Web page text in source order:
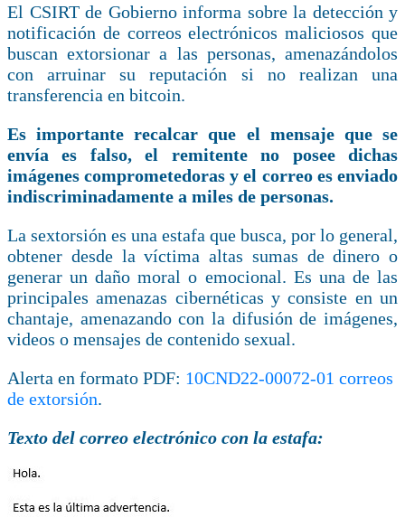
El CSIRT de Gobierno informa sobre la detección y
notificación de correos electrónicos maliciosos que
buscan extorsionar a las personas, amenazándolos
con arruinar su reputación si no realizan una
transferencia en bitcoin.
Es importante recalcar que el mensaje que se
envía es falso, el remitente no posee dichas
imágenes comprometedoras y el correo es enviado
indiscriminadamente a miles de personas.
La sextorsión es una estafa que busca, por lo general,
obtener desde la víctima altas sumas de dinero o
generar un daño moral o emocional. Es una de las
principales amenazas cibernéticas y consiste en un
chantaje, amenazando con la difusión de imágenes,
videos o mensajes de contenido sexual.
Alerta en formato PDF: 10CND22-00072-01 correos
de extorsión.
Texto del correo electrónico con la estafa: